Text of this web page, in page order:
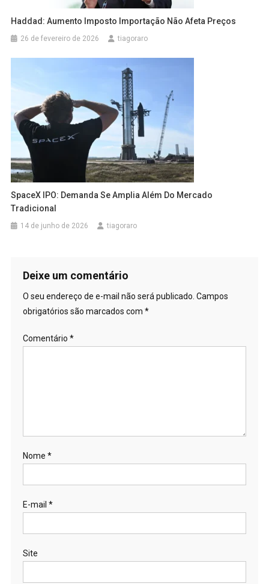
Haddad: Aumento Imposto Importação Não Afeta Preços
26 de fevereiro de 2026 tiagoraro
SpaceX IPO: Demanda Se Amplia Além Do Mercado
Tradicional
14 de junho de 2026 tiagoraro
Deixe um comentário
O seu endereço de e-mail não será publicado. Campos
obrigatórios são marcados com *
Comentário *
Nome *
E-mail *
Site